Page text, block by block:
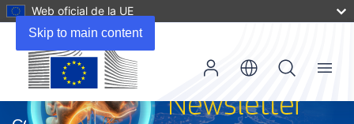
Skip to main content
Web oficial de la UE
abrirá
Menu